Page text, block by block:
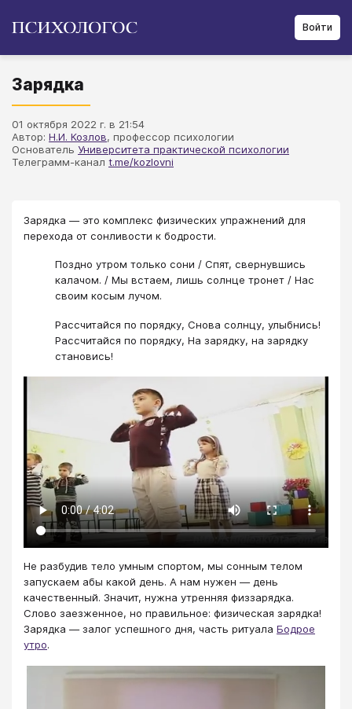
Войти
Зарядка
01 октября 2022 г. в 21:54
Автор: Н.И. Козлов, профессор психологии
Основатель Университета практической психологии
Телеграмм-канал t.me/kozlovni
Зарядка — это комплекс физических упражнений для
перехода от сонливости к бодрости.
Поздно утром только сони / Спят, свернувшись
калачом. / Мы встаем, лишь солнце тронет / Нас
своим косым лучом.
Рассчитайся по порядку, Снова солнцу, улыбнись!
Рассчитайся по порядку, На зарядку, на зарядку
становись!
Не разбудив тело умным спортом, мы сонным телом
запускаем абы какой день. А нам нужен — день
качественный. Значит, нужна утренняя физзарядка.
Слово заезженное, но правильное: физическая зарядка!
Зарядка — залог успешного дня, часть ритуала Бодрое
утро.